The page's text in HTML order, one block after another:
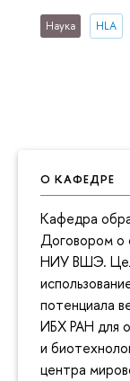
О КАФЕДРЕ
Кафедра
Договором о
НИУ ВШЭ.
потенциала
ИБХ РАН для
и
центра
Наука HLA